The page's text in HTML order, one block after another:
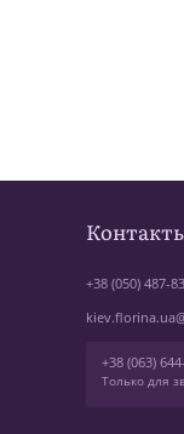
+38 (050) 487-
+38 (063)
Только для